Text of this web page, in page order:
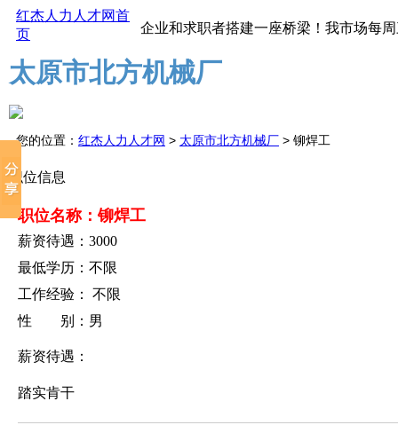
红杰人力人才网首
页
红杰人才市场为企业和求职者搭建一座桥梁！我市场每
太原市北方机械厂
您的位置： 红杰人力人才网 > 太原市北方机械厂 > 铆焊工
职位信息
职位名称：铆焊工
薪资待遇：3000
最低学历：不限
工作经验： 不限
性 别：男
薪资待遇：
踏实肯干